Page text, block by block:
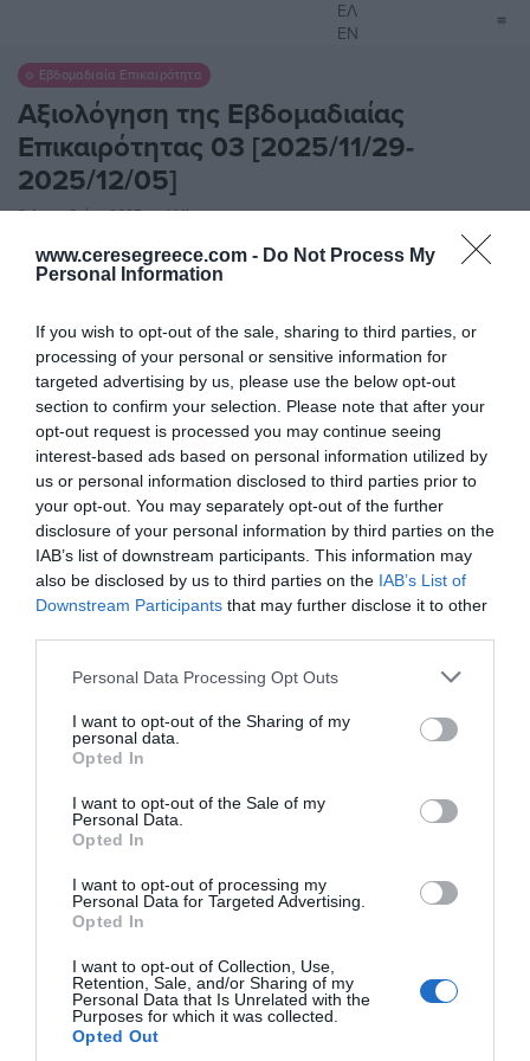
www.ceresegreece.com - Do Not Process My
Personal Information
If you wish to opt-out of the sale, sharing to third parties, or
processing of your personal or sensitive information for
targeted advertising by us, please use the below opt-out
section to confirm your selection. Please note that after your
opt-out request is processed you may continue seeing
interest-based ads based on personal information utilized by
us or personal information disclosed to third parties prior to
your opt-out. You may separately opt-out of the further
disclosure of your personal information by third parties on the
IAB’s list of downstream participants. This information may
also be disclosed by us to third parties on the IAB’s List of
Downstream Participants that may further disclose it to other
Personal Data Processing Opt Outs
I want to opt-out of the Sharing of my
personal data.
Opted In
I want to opt-out of the Sale of my
Personal Data.
Opted In
I want to opt-out of processing my
Personal Data for Targeted Advertising.
Opted In
I want to opt-out of Collection, Use,
Retention, Sale, and/or Sharing of my
Personal Data that Is Unrelated with the
Purposes for which it was collected.
Opted Out
ΕΛ
EN
Εβδομαδιαία Επικαιρότητα
Αξιολόγηση της Εβδομαδιαίας
Επικαιρότητας 03 [2025/11/29-
2025/12/05]
8 Δεκεμβρίου 2025 1 Min
Αξιολόγηση της Εβδομαδιαίας
Εβδομάδα 03 [2025/11/29-2025/12/05]
Κάθε Δευτέρα, ο ΤΟΡΕΝΕ δημοσιεύει την αποτίμηση
των Δόκιμων Ερευνητών για την εβδομάδα που
πέρασε:
Η πιο σημαντική εξέλιξη της εβδομάδας είναιη
συνάντηση του Ρώσου Προέδρου Vladimir Putin με
τον Ινδό Πρωθυπουργό Narendra Modi στο Νέο
Δελχί στις 5 Δεκεμβρίου. Οι δύο ηγέτες εξέτασαν
τρόπους περαιτέρω ενίσχυσης της στρατηγικής
συνεργασίας των χωρών τους, με έμφαση στη
διεύρυνση του εμπορίου, την ενεργειακή ασφάλεια,
και, τέλος, στην ανάπτυξη κοινών τεχνολογικά
προηγμένων αμυντικών προγραμμάτων. Η
συνάντηση αυτή θεωρείται κρίσιμη για τη
διαμόρφωση των γεωπολιτικών ισορροπιών, καθώς
ενισχύει τον ρόλο της Ινδίας ως στρατηγικού
παράγοντα μεγάλης σημασίας, ενώ παρέχει στη
αυξανόμενων διεθνών πιέσεων.
Οι ανωτέρω απόψεις εκφράζουν αποκλειστικά την/τον συγγραφέα του και δεν